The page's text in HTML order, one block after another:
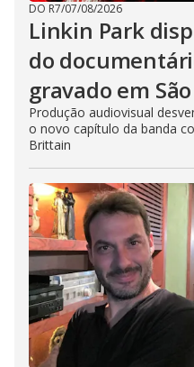
DO R7/07/08/2026
Linkin Park
do
gravado em
Produção audiovisual
o novo capítulo da banda
Brittain